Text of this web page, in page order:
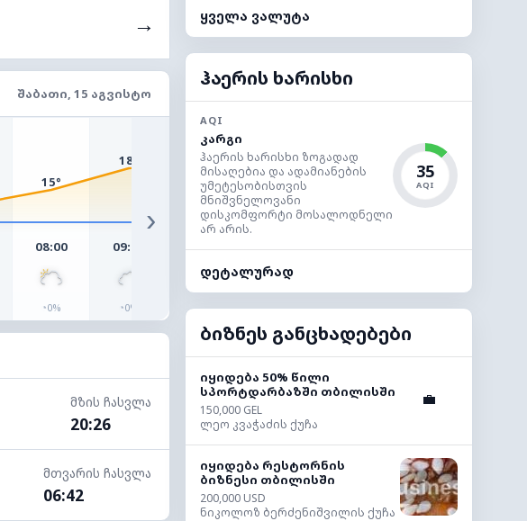
→
ᲨᲐᲑᲐᲗᲘ, 15 ᲐᲒᲕᲘᲡᲢᲝ
15°
08:00
◔0%
18°
09:00
◔0%
19°
10:00
◔0%
11:00
◔0%
12:00
◔0%
13:00
◔100%
›
მზის ჩასვლა
20:26
მთვარის ჩასვლა
06:42
ყველა ვალუტა
ჰაერის ხარისხი
AQI
კარგი
ჰაერის ხარისხი ზოგადად
მისაღებია და ადამიანების
უმეტესობისთვის
მნიშვნელოვანი
დისკომფორტი მოსალოდნელი
არ არის.
35
AQI
დეტალურად
ბიზნეს განცხადებები
იყიდება 50% წილი
სპორტდარბაზში თბილისში
150,000 GEL
ლეო კვაჭაძის ქუჩა
💼
იყიდება რესტორნის
ბიზნესი თბილისში
200,000 USD
ნიკოლოზ ბერძენიშვილის ქუჩა